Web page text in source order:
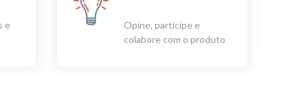
e
Opine, participe e
colabore com o produto